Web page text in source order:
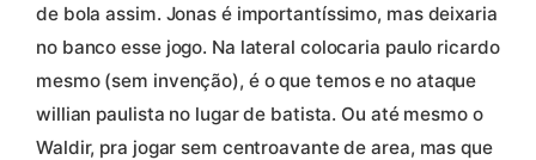
de bola assim. Jonas é importantíssimo, mas deixaria
no banco esse jogo. Na lateral colocaria paulo ricardo
mesmo (sem invenção), é o que temos e no ataque
willian paulista no lugar de batista. Ou até mesmo o
Waldir, pra jogar sem centroavante de area, mas que